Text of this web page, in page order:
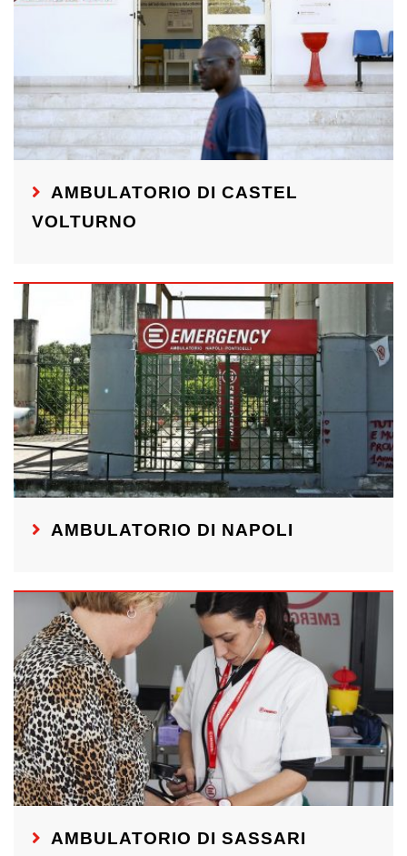
AMBULATORIO DI CASTEL
VOLTURNO
AMBULATORIO DI NAPOLI
AMBULATORIO DI SASSARI